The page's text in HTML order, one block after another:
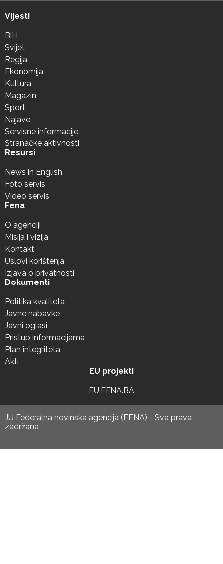
Vijesti
BiH
Svijet
Regija
Ekonomija
Kultura
Magazin
Sport
Najave
Servisne informacije
Stranačke aktivnosti
Resursi
News in English
Foto servis
Video servis
Fena
O agenciji
Misija i vizija
Kontakt
Uslovi korištenja
Izjava o privatnosti
Dokumenti
Politika kvaliteta
Javne nabavke
Javni oglasi
Pristup informacijama
Plan integriteta
Akti
EU projekti
EU.FENA.BA
JU Federalna novinska agencija (FENA) - Sva prava
zadržana